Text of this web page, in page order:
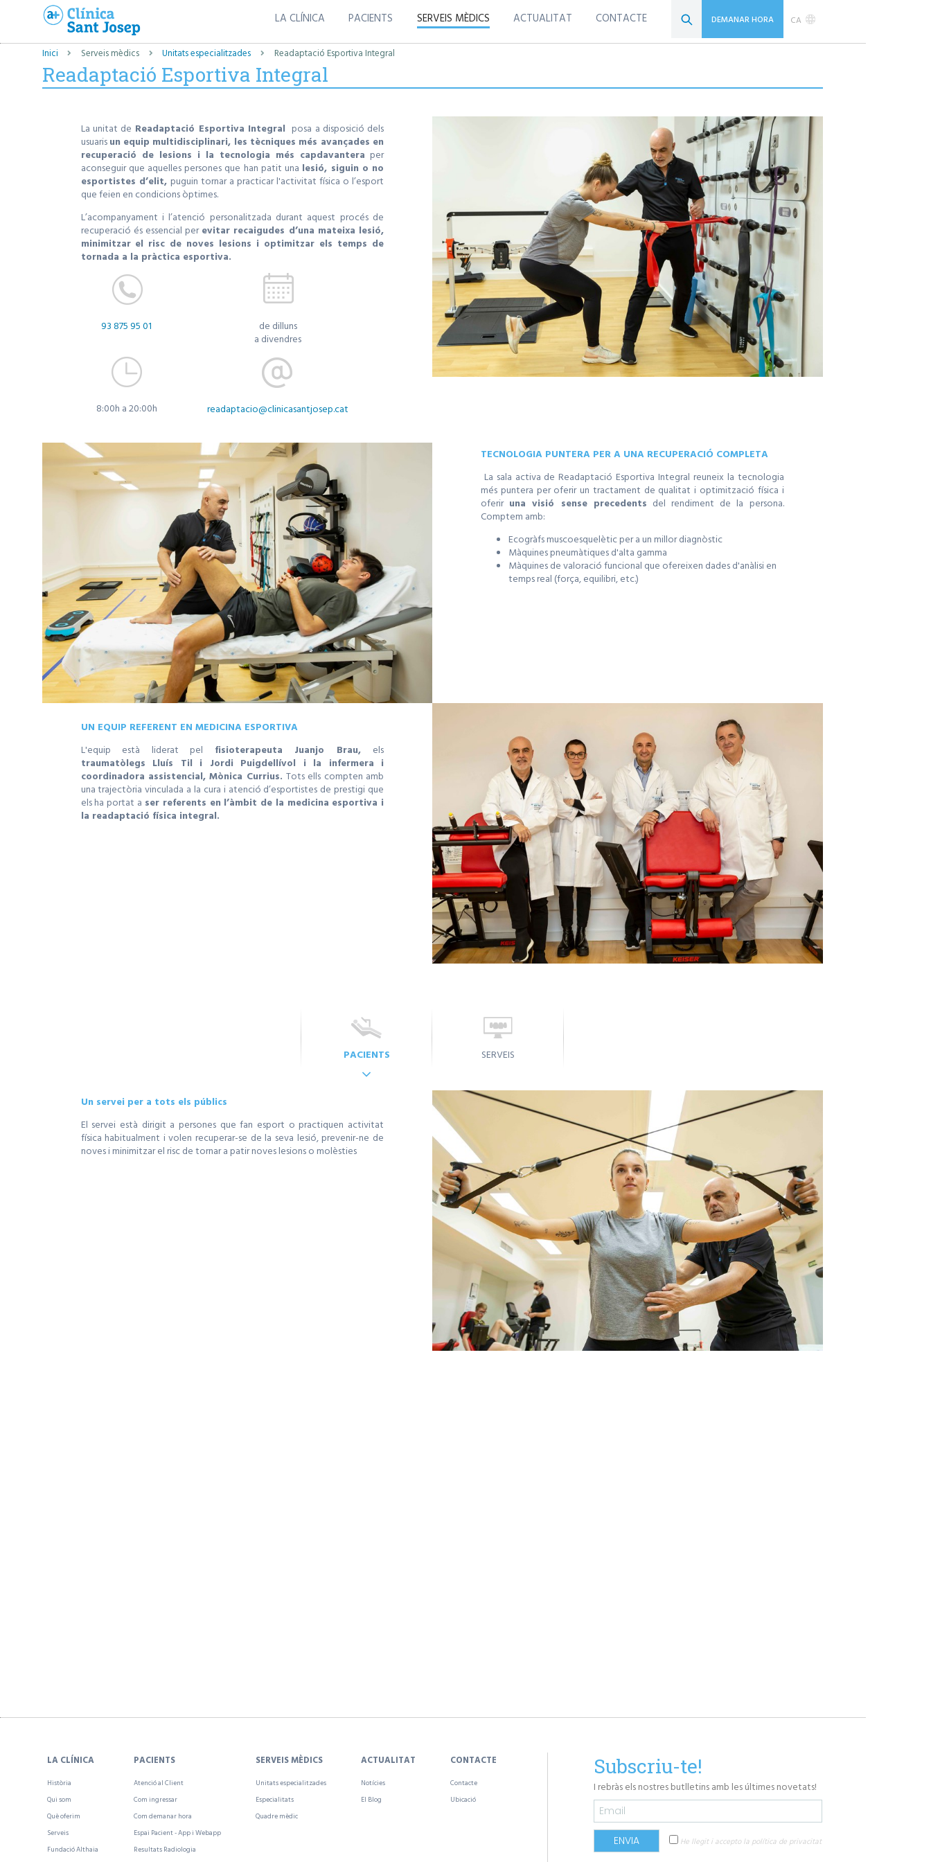
LA CLÍNICA PACIENTS SERVEIS MÈDICS ACTUALITAT CONTACTE DEMANAR HORA CA
Inici Serveis mèdics Unitats especialitzades Readaptació Esportiva Integral
Readaptació Esportiva Integral
La unitat de Readaptació Esportiva Integral posa a disposició dels
usuarisun equip multidisciplinari, les tècniques més avançades en
recuperació de lesions i la tecnologia més capdavantera per
aconseguir que aquelles persones que han patit una lesió, siguin o no
esportistes d’elit, puguin tornar a practicar l'activitat física o l’esport
que feien en condicions òptimes.
L’acompanyament i l’atenció personalitzada durant aquest procés de
recuperació és essencial perevitar recaigudes d’una mateixa lesió,
minimitzar el risc de noves lesions i optimitzar els temps de
tornada a la pràctica esportiva.
93 875 95 01
de dilluns
a divendres
8:00h a 20:00h readaptacio@clinicasantjosep.cat
TECNOLOGIA PUNTERA PER A UNA RECUPERACIÓ COMPLETA
La sala activa de Readaptació Esportiva Integral reuneix la tecnologia
més puntera per oferir un tractament de qualitat i optimització física i
oferir una visió sense precedents del rendiment de la persona.
Comptem amb:
Ecogràfs muscoesquelètic per a un millor diagnòstic
Màquines pneumàtiques d'alta gamma
Màquines de valoració funcional que ofereixen dades d'anàlisi en
temps real (força, equilibri, etc.)
UN EQUIP REFERENT EN MEDICINA ESPORTIVA
L'equip està liderat pel fisioterapeuta Juanjo Brau, els
traumatòlegs Lluís Til i Jordi Puigdellívol i la infermera i
coordinadora assistencial, Mònica Currius. Tots ells compten amb
una trajectòria vinculada a la cura i atenció d’esportistes de prestigi que
els ha portat a ser referents en l’àmbit de la medicina esportiva i
la readaptació física integral.
PACIENTS
Un servei per a tots els públics
El servei està dirigit a persones que fan esport o practiquen activitat
física habitualment i volen recuperar-se de la seva lesió, prevenir-ne de
noves i minimitzar el risc de tornar a patir noves lesions o molèsties
SERVEIS
LA CLÍNICA
Història
Qui som
Què oferim
Serveis
Fundació Althaia
PACIENTS
Atenció al Client
Com ingressar
Com demanar hora
Espai Pacient - App i Webapp
Resultats Radiologia
SERVEIS MÈDICS
Unitats especialitzades
Especialitats
Quadre mèdic
ACTUALITAT
Notícies
El Blog
CONTACTE
Contacte
Ubicació
Subscriu-te!
I rebràs els nostres butlletins amb les últimes novetats!
He llegit i accepto la política de privacitat